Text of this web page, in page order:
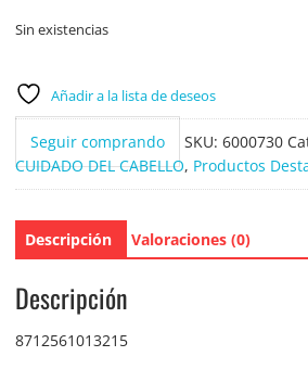
Sin existencias
Añadir a la lista de deseos
Seguir comprando SKU: 6000730
CUIDADO DEL CABELLO, Productos
Descripción Valoraciones (0)
Descripción
8712561013215